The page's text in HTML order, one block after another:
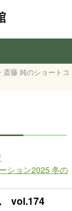
斎藤 純のショートコ
ション2025 冬の
vol.174